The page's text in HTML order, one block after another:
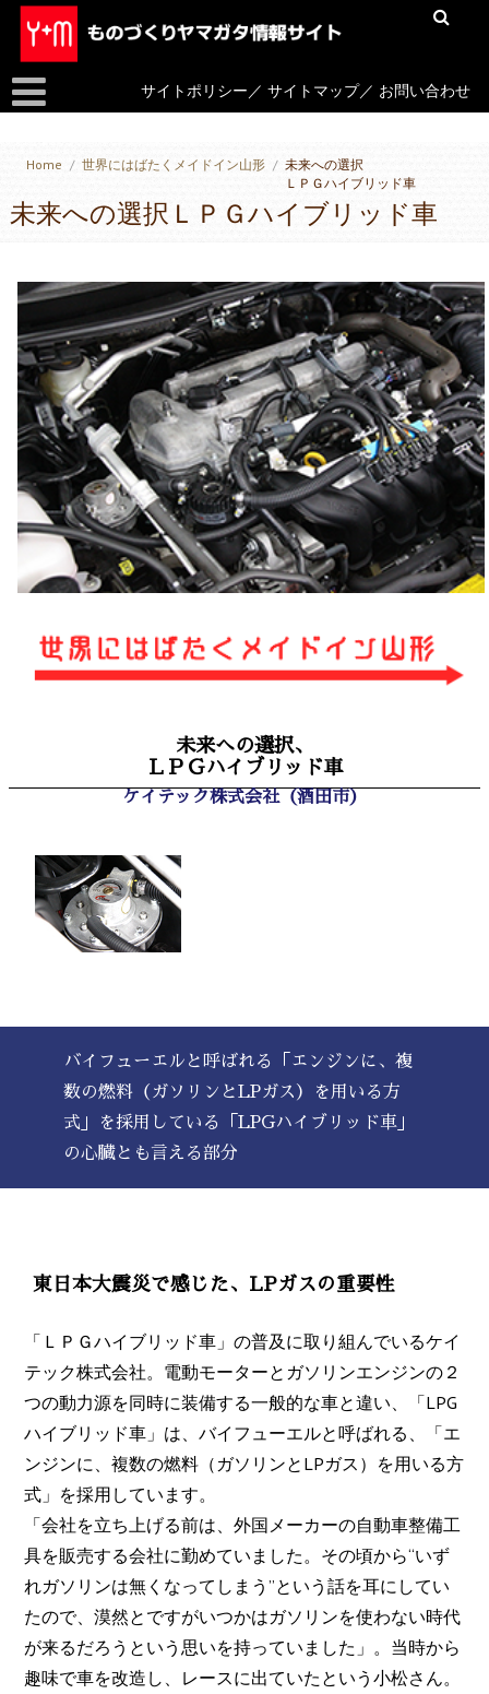
サイトポリシー ／サイトマップ／ お問い合わせ
Home / 世界にはばたくメイドイン山形 / 未来への選択
ＬＰＧハイブリッド車
未来への選択ＬＰＧハイブリッド車
未来への選択、
ＬＰＧハイブリッド車
ケイテック株式会社（酒田市）
バイフューエルと呼ばれる「エンジンに、複
数の燃料（ガソリンとLPガス）を用いる方
式」を採用している「LPGハイブリッド車」
の心臓とも言える部分
東日本大震災で感じた、LPガスの重要性
「ＬＰＧハイブリッド車」の普及に取り組んでいるケイ
テック株式会社。電動モーターとガソリンエンジンの２
つの動力源を同時に装備する一般的な車と違い、「LPG
ハイブリッド車」は、バイフューエルと呼ばれる、「エ
ンジンに、複数の燃料（ガソリンとLPガス）を用いる方
式」を採用しています。
「会社を立ち上げる前は、外国メーカーの自動車整備工
具を販売する会社に勤めていました。その頃から“いず
れガソリンは無くなってしまう”という話を耳にしてい
たので、漠然とですがいつかはガソリンを使わない時代
が来るだろうという思いを持っていました」。当時から
趣味で車を改造し、レースに出ていたという小松さん。